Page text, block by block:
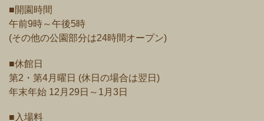
■開園時間
午前9時～午後5時
(その他の公園部分は24時間オープン)
■休館日
第2・第4月曜日 (休日の場合は翌日)
年末年始 12月29日～1月3日
■入場料